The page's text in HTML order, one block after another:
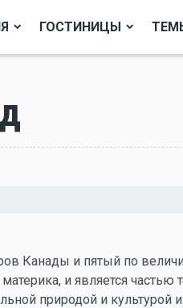
ГОСТИНИЦЫ
Канады и пятый по
и является частью
природой и культурой